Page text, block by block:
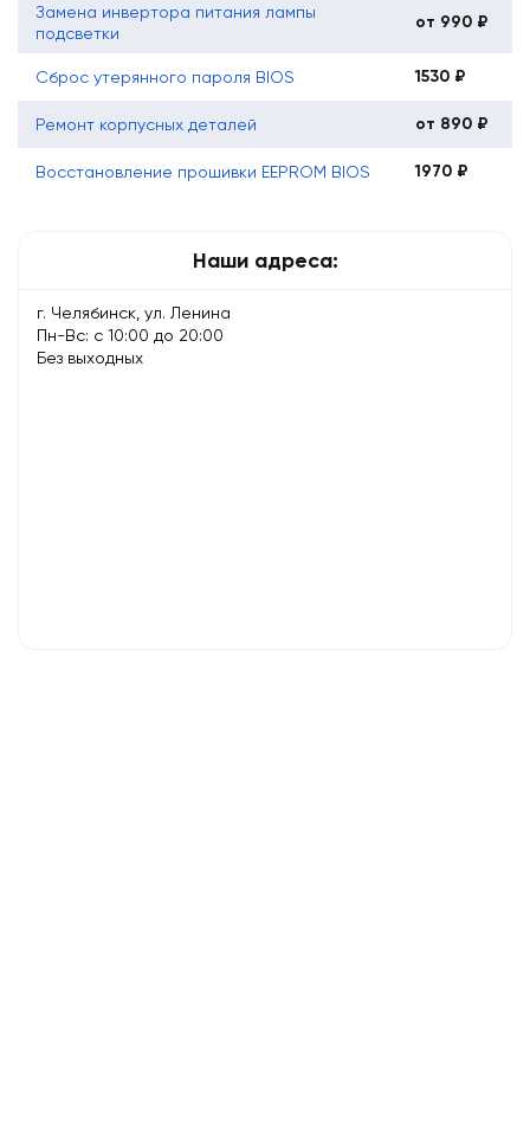
Замена инвертора питания лампы
подсветки
от 990 ₽
Сброс утерянного пароля BIOS 1530 ₽
Ремонт корпусных деталей от 890 ₽
Восстановление прошивки EEPROM BIOS 1970 ₽
Наши адреса:
г. Челябинск, ул. Ленина
Пн-Вс: с 10:00 до 20:00
Без выходных